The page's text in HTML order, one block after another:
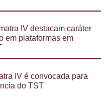
IV destacam caráter
em plataformas em
IV é convocada para
do TST